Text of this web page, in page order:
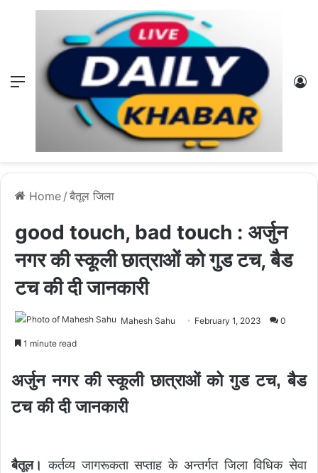
Menu
Home / बैतूल जिला
good touch, bad touch : अर्जुन
नगर की स्कूली छात्राओं को गुड टच, बैड
टच की दी जानकारी
Mahesh Sahu February 1, 2023 0
1 minute read
अर्जुन नगर की स्कूली छात्राओं को गुड टच, बैड
टच की दी जानकारी
बैतूल। कर्तव्य जागरूकता सप्ताह के अन्तर्गत जिला विधिक सेवा